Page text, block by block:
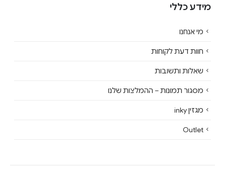
מידע כללי
מי אנחנו
חוות דעת לקוחות
שאלות ותשובות
מסגור תמונות – ההמלצות שלנו
מגזין inky
Outlet